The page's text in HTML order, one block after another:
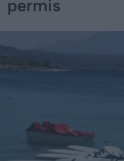
permis